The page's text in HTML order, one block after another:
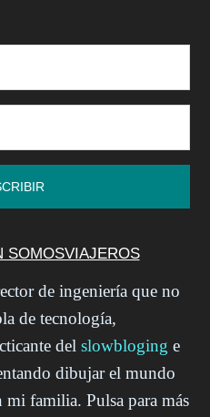
SOMOSVIAJEROS
de ingeniería que no
de tecnología,
delslowbloging e
dibujar el mundo
mi familia. Pulsa para más